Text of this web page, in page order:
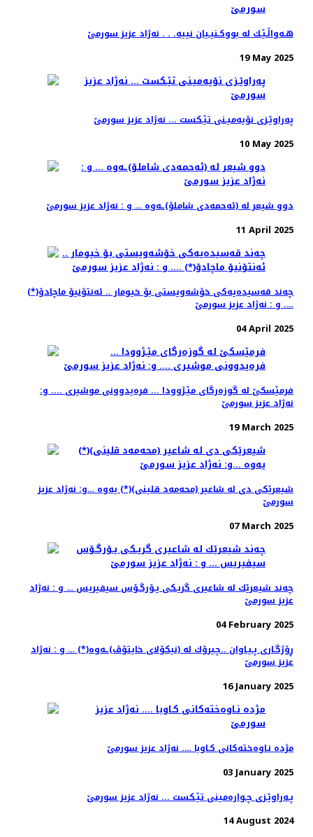
هـه‌واڵـێـك له‌ بووكـنیـیان نییه‌. . . نه‌ژاد عزیز سورمێ
19 May 2025
په‌راوێـزی نۆیه‌میـنی تێـكست ... نه‌ژاد عزیز سورمێ
10 May 2025
دوو شیعر له‌ (ئه‌حمه‌دی شاملۆ)ـه‌وه‌ … و : نه‌ژاد عزیز سورمێ
11 April 2025
چه‌ند قه‌سیده‌یه‌كی خۆشه‌ویستی بۆ خیومار .. ئه‌نتۆنیۆ ماچادۆ(*)
…. و : نه‌ژاد عزیز سورمێ
04 April 2025
فرمێسكێ له‌ گوزه‌رگای مێـژوودا ... فره‌یدوونی موشیری .... و:
نه‌ژاد عزیز سورمێ
19 March 2025
شیعرێكی دی له ‌شاعیر (محه‌مه‌د قلینی)(*) یه‌وه‌ …و: نه‌ژاد عزیز
سورمێ
07 March 2025
چه‌ند شیعرێك له‌ شاعیری گریـكی یـۆرگـۆس سیفیریس … و : نه‌ژاد
عزیز سورمێ
04 February 2025
ڕۆژگـاری پـیـاوان ..چیرۆك له‌ (نیكۆلای خایتۆڤ)ـه‌وه‌(*) … و ‌: نه‌ژاد
عزیز سورمێ
16 January 2025
مژده‌ نـاوه‌خته‌كانی كـاوبا …. نه‌ژاد عزیز سورمێ
03 January 2025
پـه‌راوێـزی چـواره‌مینی تێـكست ... نه‌ژاد عزیز سورمێ
14 August 2024